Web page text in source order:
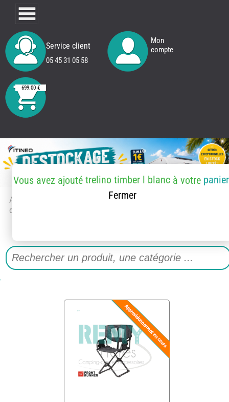
Service client
05 45 31 05 58
Mon
compte
699.00 €
Accueil
> Accessoires et pièces
détachées
Vous avez ajoutétrelino timber l blanc à votre panier
Fermer